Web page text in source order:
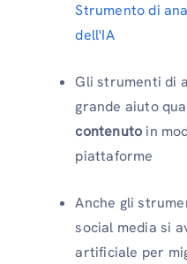
Strumento di
dell'IA
Gli strumenti di
grande aiuto
contenuto in
piattaforme
Anche gli
social media si
artificiale per